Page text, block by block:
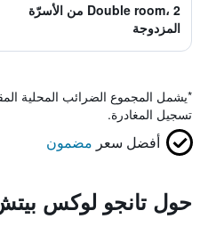
Double room، 2 من الأسرّة
المزدوجة
*يشمل المجموع الضرائب المحلية
تسجيل المغادرة.
أفضل سعر مضمون
حول تانجو لوكس